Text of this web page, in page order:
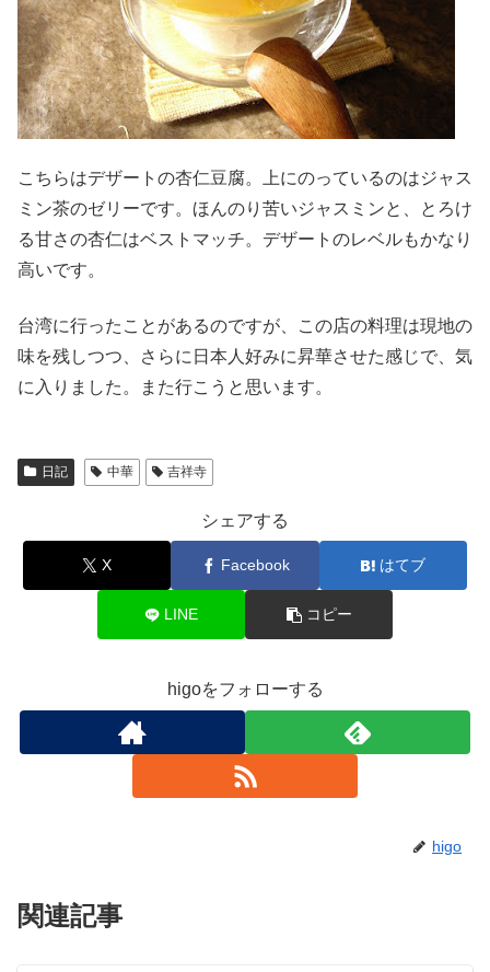
こちらはデザートの杏仁豆腐。上にのっているのはジャス
ミン茶のゼリーです。ほんのり苦いジャスミンと、とろけ
る甘さの杏仁はベストマッチ。デザートのレベルもかなり
高いです。
台湾に行ったことがあるのですが、この店の料理は現地の
味を残しつつ、さらに日本人好みに昇華させた感じで、気
に入りました。また行こうと思います。
日記 中華 吉祥寺
シェアする
X Facebook はてブ
LINE コピー
higoをフォローする
higo
関連記事